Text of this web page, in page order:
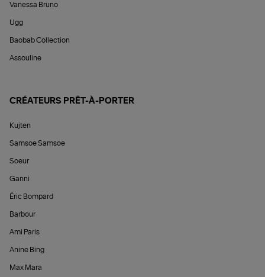
Vanessa Bruno
Ugg
Baobab Collection
Assouline
CRÉATEURS PRÊT-À-PORTER
Kujten
Samsoe Samsoe
Soeur
Ganni
Éric Bompard
Barbour
Ami Paris
Anine Bing
Max Mara